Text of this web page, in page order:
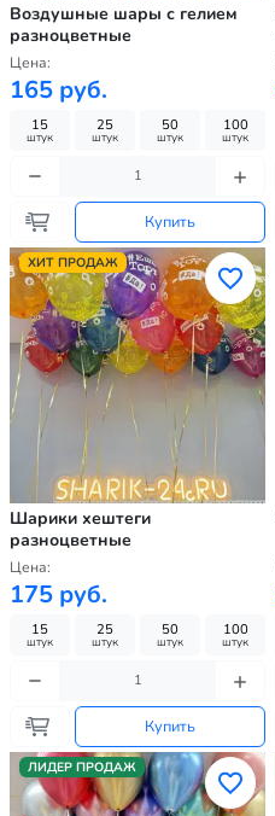
Воздушные шары с гелием
разноцветные
Цена:
165 руб.
15
штук
25
штук
50
штук
100
штук
Купить
ХИТ ПРОДАЖ
Шарики хештеги
разноцветные
Цена:
175 руб.
15
штук
25
штук
50
штук
100
штук
Купить
ЛИДЕР ПРОДАЖ